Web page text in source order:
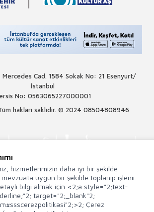
Mercedes Cad. 1584 Sokak No: 21 Esenyurt/
İstanbul
No: 0563065227000001
hakları saklıdır. © 2024 08504808946
hizmetlerimizin daha iyi bir şekilde
mevzuata uygun bir şekilde toplanıp işlenir.
bilgi almak için <2;a style="2;text-
target="2;_blank"2;
Çerez